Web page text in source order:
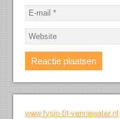
www.fysio-fit-vennewater.nl